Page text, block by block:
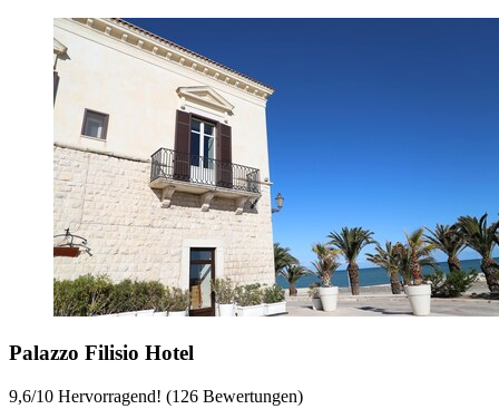
Palazzo Filisio Hotel
9,6/10 Hervorragend! (126 Bewertungen)